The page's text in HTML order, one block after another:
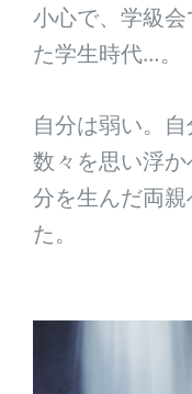
小心で、学級
た学生時代…。
自分は弱い。
数々を思い浮
分を生んだ両
た。